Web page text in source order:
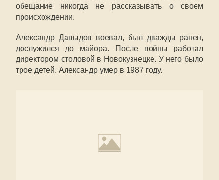
обещание никогда не рассказывать о своем
происхождении.
Александр Давыдов воевал, был дважды ранен,
дослужился до майора. После войны работал
директором столовой в Новокузнецке. У него было
трое детей. Александр умер в 1987 году.